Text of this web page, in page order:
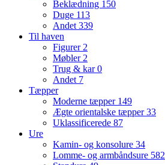
Beklædning 150
Duge 113
Andet 339
Til haven
Figurer 2
Møbler 2
Trug & kar0
Andet 7
Tæpper
Moderne tæpper 149
Ægte orientalske tæpper33
Uklassificerede 87
Ure
Kamin- og konsolure 34
Lomme- og armbåndsure 582